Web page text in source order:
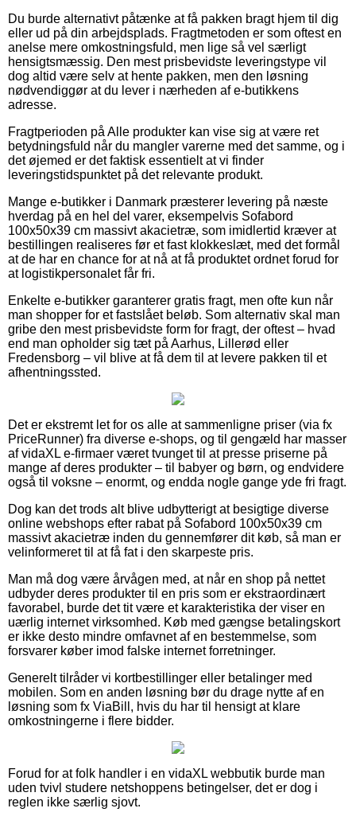
Du burde alternativt påtænke at få pakken bragt hjem til dig
eller ud på din arbejdsplads. Fragtmetoden er som oftest en
anelse mere omkostningsfuld, men lige så vel særligt
hensigtsmæssig. Den mest prisbevidste leveringstype vil
dog altid være selv at hente pakken, men den løsning
nødvendiggør at du lever i nærheden af e-butikkens
adresse.
Fragtperioden på Alle produkter kan vise sig at være ret
betydningsfuld når du mangler varerne med det samme, og i
det øjemed er det faktisk essentielt at vi finder
leveringstidspunktet på det relevante produkt.
Mange e-butikker i Danmark præsterer levering på næste
hverdag på en hel del varer, eksempelvis Sofabord
100x50x39 cm massivt akacietræ, som imidlertid kræver at
bestillingen realiseres før et fast klokkeslæt, med det formål
at de har en chance for at nå at få produktet ordnet forud for
at logistikpersonalet får fri.
Enkelte e-butikker garanterer gratis fragt, men ofte kun når
man shopper for et fastslået beløb. Som alternativ skal man
gribe den mest prisbevidste form for fragt, der oftest – hvad
end man opholder sig tæt på Aarhus, Lillerød eller
Fredensborg – vil blive at få dem til at levere pakken til et
afhentningssted.
Det er ekstremt let for os alle at sammenligne priser (via fx
PriceRunner) fra diverse e-shops, og til gengæld har masser
af vidaXL e-firmaer været tvunget til at presse priserne på
mange af deres produkter – til babyer og børn, og endvidere
også til voksne – enormt, og endda nogle gange yde fri fragt.
Dog kan det trods alt blive udbytterigt at besigtige diverse
online webshops efter rabat på Sofabord 100x50x39 cm
massivt akacietræ inden du gennemfører dit køb, så man er
velinformeret til at få fat i den skarpeste pris.
Man må dog være årvågen med, at når en shop på nettet
udbyder deres produkter til en pris som er ekstraordinært
favorabel, burde det tit være et karakteristika der viser en
uærlig internet virksomhed. Køb med gængse betalingskort
er ikke desto mindre omfavnet af en bestemmelse, som
forsvarer køber imod falske internet forretninger.
Generelt tilråder vi kortbestillinger eller betalinger med
mobilen. Som en anden løsning bør du drage nytte af en
løsning som fx ViaBill, hvis du har til hensigt at klare
omkostningerne i flere bidder.
Forud for at folk handler i en vidaXL webbutik burde man
uden tvivl studere netshoppens betingelser, det er dog i
reglen ikke særlig sjovt.